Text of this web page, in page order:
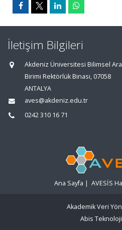
İletişim Bilgileri
Akdeniz Üniversitesi Bilimsel
Birimi Rektörlük Binası, 07058
ANTALYA
aves@akdeniz.edu.tr
0242 310 16 71
Ana Sayfa | AVESİS
Akademik Veri
Abis Teknoloji